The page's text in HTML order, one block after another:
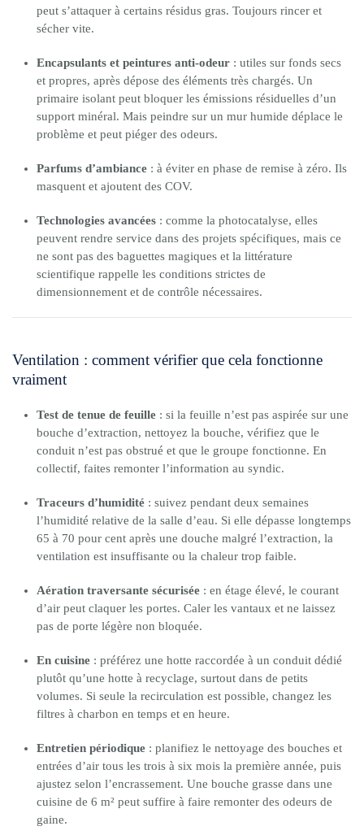
peut s’attaquer à certains résidus gras. Toujours rincer et
sécher vite.
Encapsulants et peintures anti-odeur : utiles sur fonds secs
et propres, après dépose des éléments très chargés. Un
primaire isolant peut bloquer les émissions résiduelles d’un
support minéral. Mais peindre sur un mur humide déplace le
problème et peut piéger des odeurs.
Parfums d’ambiance : à éviter en phase de remise à zéro. Ils
masquent et ajoutent des COV.
Technologies avancées : comme la photocatalyse, elles
peuvent rendre service dans des projets spécifiques, mais ce
ne sont pas des baguettes magiques et la littérature
scientifique rappelle les conditions strictes de
dimensionnement et de contrôle nécessaires.
Ventilation : comment vérifier que cela fonctionne
vraiment
Test de tenue de feuille : si la feuille n’est pas aspirée sur une
bouche d’extraction, nettoyez la bouche, vérifiez que le
conduit n’est pas obstrué et que le groupe fonctionne. En
collectif, faites remonter l’information au syndic.
Traceurs d’humidité : suivez pendant deux semaines
l’humidité relative de la salle d’eau. Si elle dépasse longtemps
65 à 70 pour cent après une douche malgré l’extraction, la
ventilation est insuffisante ou la chaleur trop faible.
Aération traversante sécurisée : en étage élevé, le courant
d’air peut claquer les portes. Caler les vantaux et ne laissez
pas de porte légère non bloquée.
En cuisine : préférez une hotte raccordée à un conduit dédié
plutôt qu’une hotte à recyclage, surtout dans de petits
volumes. Si seule la recirculation est possible, changez les
filtres à charbon en temps et en heure.
Entretien périodique : planifiez le nettoyage des bouches et
entrées d’air tous les trois à six mois la première année, puis
ajustez selon l’encrassement. Une bouche grasse dans une
cuisine de 6 m² peut suffire à faire remonter des odeurs de
gaine.